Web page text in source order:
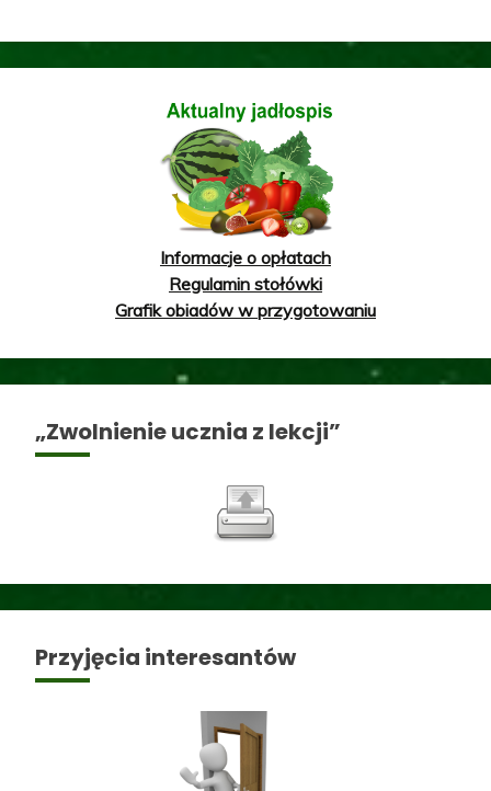
Informacje o opłatach
Regulamin stołówki
Grafik obiadów w przygotowaniu
„Zwolnienie ucznia z lekcji”
Przyjęcia interesantów